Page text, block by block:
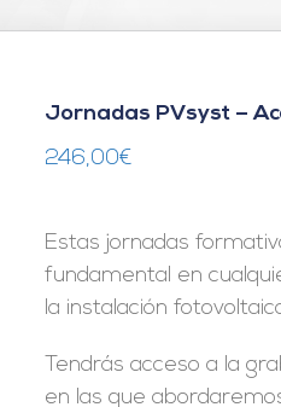
Jornadas PVsyst –
246,00€
Estas jornadas
fundamental en
la instalación
Tendrás acceso a la
en las que